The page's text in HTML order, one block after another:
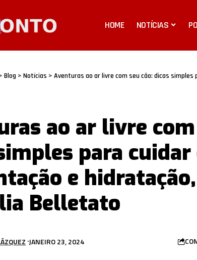
HOME NOTÍCIAS
Blog > Notícias > Aventuras ao ar livre com seu cão: dicas simples para cuidar da
ao ar livre com
para cuidar
e
Belletato
JANEIRO 23, 2024